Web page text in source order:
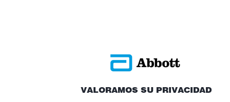
VALORAMOS SU PRIVACIDAD